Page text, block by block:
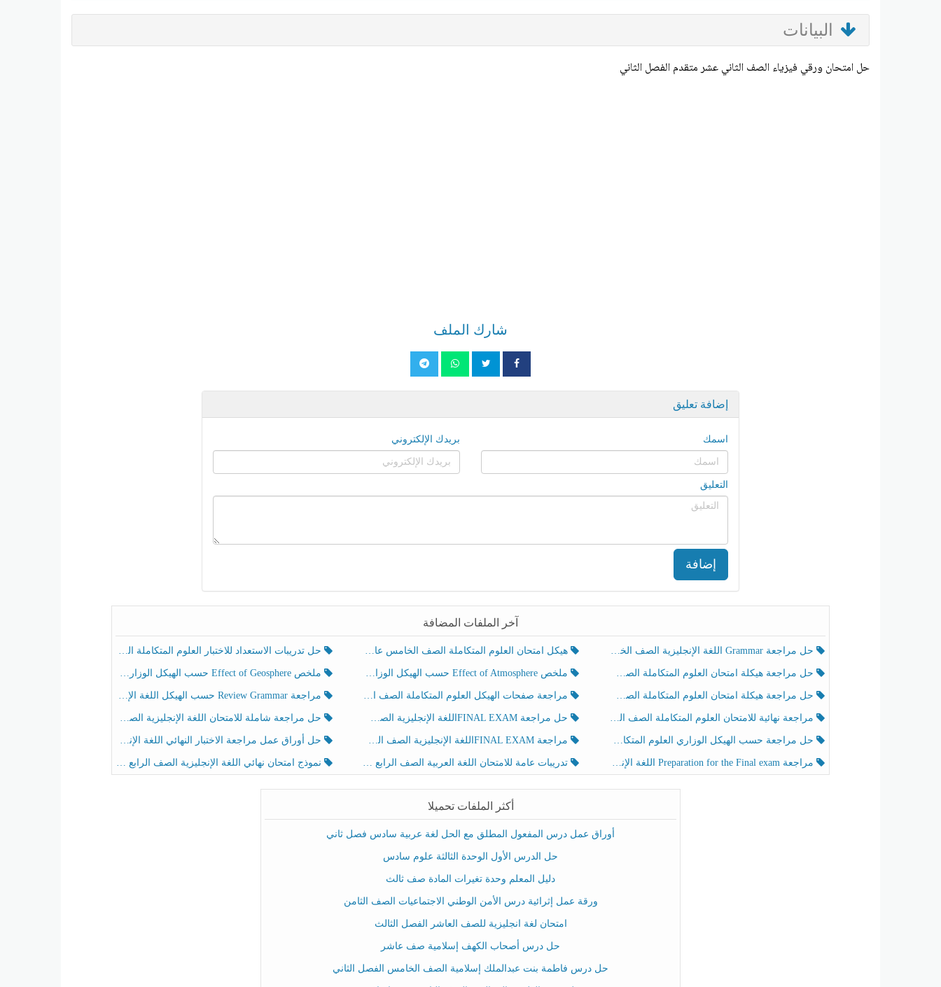
البيانات
حل امتحان ورقي فيزياء الصف الثاني عشر متقدم الفصل الثاني
شارك الملف
إضافة تعليق
اسمك بريدك الإلكتروني
التعليق
إضافة
آخر الملفات المضافة
حل مراجعة Grammar اللغة الإنجليزية الصف الخامس الفصل الثالث هيكل امتحان العلوم المتكاملة الصف الخامس عام الفصل الدراسي الثالث 2025-2026 حل تدريبات الاستعداد للاختبار العلوم المتكاملة الصف الخامس عام الفصل الثالث
حل مراجعة هيكلة امتحان العلوم المتكاملة الصف الخامس انسبير الفصل الثالث ملخص Effect of Atmosphere حسب الهيكل الوزاري العلوم المتكاملة الصف الخامس انسبير الفصل الثالث ملخص Effect of Geosphere حسب الهيكل الوزاري العلوم المتكاملة الصف الخامس انسبير الفصل الثالث
حل مراجعة هيكلة امتحان العلوم المتكاملة الصف الخامس عام الفصل الثالث مراجعة صفحات الهيكل العلوم المتكاملة الصف الخامس انسبير الفصل الثالث مراجعة Review Grammar حسب الهيكل اللغة الإنجليزية الصف الخامس الفصل الثالث
مراجعة نهائية للامتحان العلوم المتكاملة الصف الخامس انسبير الفصل الثالث حل مراجعة FINAL EXAMاللغة الإنجليزية الصف الخامس الفصل الثالث حل مراجعة شاملة للامتحان اللغة الإنجليزية الصف الخامس الفصل الثالث
حل مراجعة حسب الهيكل الوزاري العلوم المتكاملة الصف الخامس عام الفصل الثالث مراجعة FINAL EXAMاللغة الإنجليزية الصف الخامس الفصل الثالث حل أوراق عمل مراجعة الاختبار النهائي اللغة الإنجليزية الصف الرابع الفصل الثالث
مراجعة Preparation for the Final exam اللغة الإنجليزية الصف الرابع الفصل الثالث تدريبات عامة للامتحان اللغة العربية الصف الرابع الفصل الثالث نموذج امتحان نهائي اللغة الإنجليزية الصف الرابع الفصل الثالث
أكثر الملفات تحميلا
أوراق عمل درس المفعول المطلق مع الحل لغة عربية سادس فصل ثاني
حل الدرس الأول الوحدة الثالثة علوم سادس
دليل المعلم وحدة تغيرات المادة صف ثالث
ورقة عمل إثرائية درس الأمن الوطني الاجتماعيات الصف الثامن
امتحان لغة انجليزية للصف العاشر الفصل الثالث
حل درس أصحاب الكهف إسلامية صف عاشر
حل درس فاطمة بنت عبدالملك إسلامية الصف الخامس الفصل الثاني